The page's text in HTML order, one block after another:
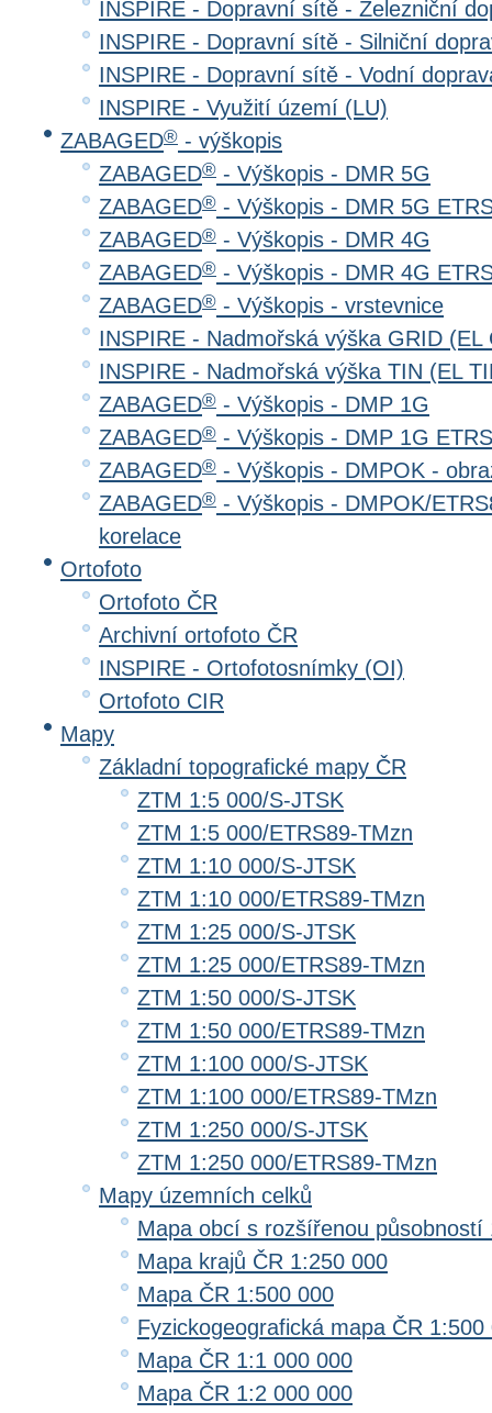
INSPIRE - Dopravní sítě - Železniční
INSPIRE - Dopravní sítě - Silniční
INSPIRE - Dopravní sítě - Vodní
INSPIRE - Využití území (LU)
ZABAGED® - výškopis
ZABAGED® - Výškopis - DMR 5G
ZABAGED® - Výškopis - DMR 5G
ZABAGED® - Výškopis - DMR 4G
ZABAGED® - Výškopis - DMR 4G
ZABAGED® - Výškopis - vrstevnice
INSPIRE - Nadmořská výška GRID (EL
INSPIRE - Nadmořská výška TIN (EL
ZABAGED® - Výškopis - DMP 1G
ZABAGED® - Výškopis - DMP 1G
ZABAGED® - Výškopis - DMPOK -
ZABAGED® - Výškopis - DMPOK/
korelace
Ortofoto
Ortofoto ČR
Archivní ortofoto ČR
INSPIRE - Ortofotosnímky (OI)
Ortofoto CIR
Mapy
Základní topografické mapy ČR
ZTM 1:5 000/S-JTSK
ZTM 1:5 000/ETRS89-TMzn
ZTM 1:10 000/S-JTSK
ZTM 1:10 000/ETRS89-TMzn
ZTM 1:25 000/S-JTSK
ZTM 1:25 000/ETRS89-TMzn
ZTM 1:50 000/S-JTSK
ZTM 1:50 000/ETRS89-TMzn
ZTM 1:100 000/S-JTSK
ZTM 1:100 000/ETRS89-TMzn
ZTM 1:250 000/S-JTSK
ZTM 1:250 000/ETRS89-TMzn
Mapy územních celků
Mapa obcí s rozšířenou působností
Mapa krajů ČR 1:250 000
Mapa ČR 1:500 000
Fyzickogeografická mapa ČR 1:500
Mapa ČR 1:1 000 000
Mapa ČR 1:2 000 000